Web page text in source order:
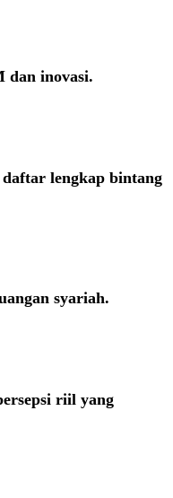
dan inovasi.
lengkap bintang
syariah.
riil yang